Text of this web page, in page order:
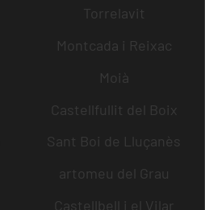
Torrelavit
Montcada i Reixac
Moià
Castellfullit del Boix
Sant Boi de Lluçanès
artomeu del Grau
Castellbell i el Vilar